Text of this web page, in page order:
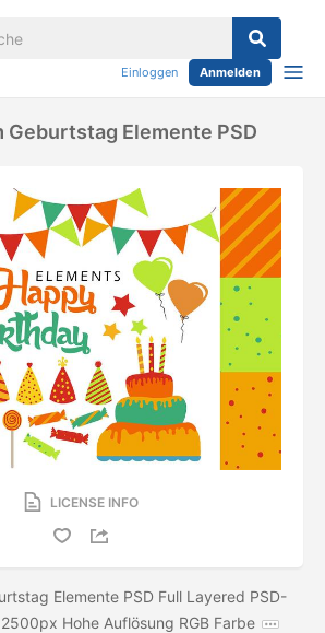
Einloggen Anmelden
Geburtstag Elemente PSD
LICENSE INFO
Elemente PSD Full Layered PSD-
Hohe Auflösung RGB Farbe